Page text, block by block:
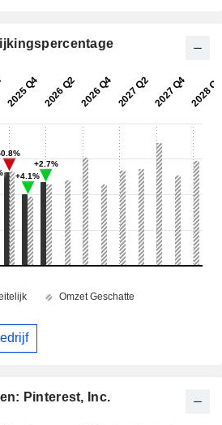
Pinterest, Inc.